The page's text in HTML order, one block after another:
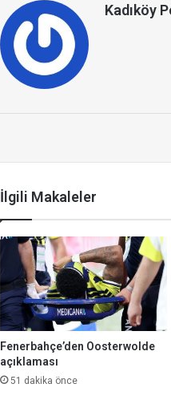
Kadıköy
İlgili Makaleler
Fenerbahçe’den Oosterwolde
açıklaması
51 dakika önce